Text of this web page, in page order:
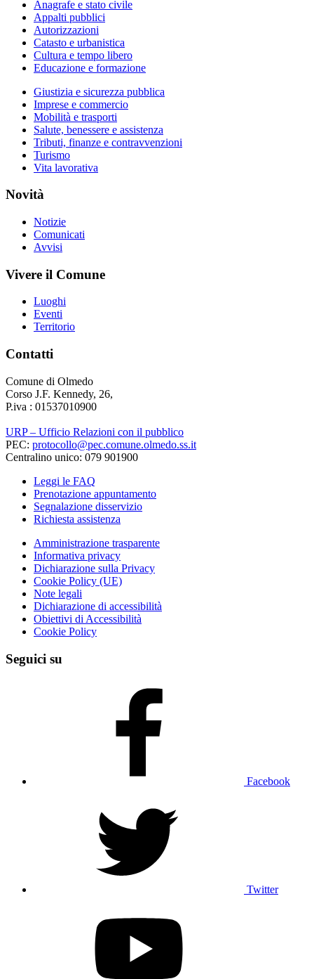
Anagrafe e stato civile
Appalti pubblici
Autorizzazioni
Catasto e urbanistica
Cultura e tempo libero
Educazione e formazione
Giustizia e sicurezza pubblica
Imprese e commercio
Mobilità e trasporti
Salute, benessere e assistenza
Tributi, finanze e contravvenzioni
Turismo
Vita lavorativa
Novità
Notizie
Comunicati
Avvisi
Vivere il Comune
Luoghi
Eventi
Territorio
Contatti
Comune di Olmedo
Corso J.F. Kennedy, 26,
P.iva : 01537010900
URP – Ufficio Relazioni con il pubblico
PEC: protocollo@pec.comune.olmedo.ss.it
Centralino unico: 079 901900
Leggi le FAQ
Prenotazione appuntamento
Segnalazione disservizio
Richiesta assistenza
Amministrazione trasparente
Informativa privacy
Dichiarazione sulla Privacy
Cookie Policy (UE)
Note legali
Dichiarazione di accessibilità
Obiettivi di Accessibilità
Cookie Policy
Seguici su
Facebook
Twitter